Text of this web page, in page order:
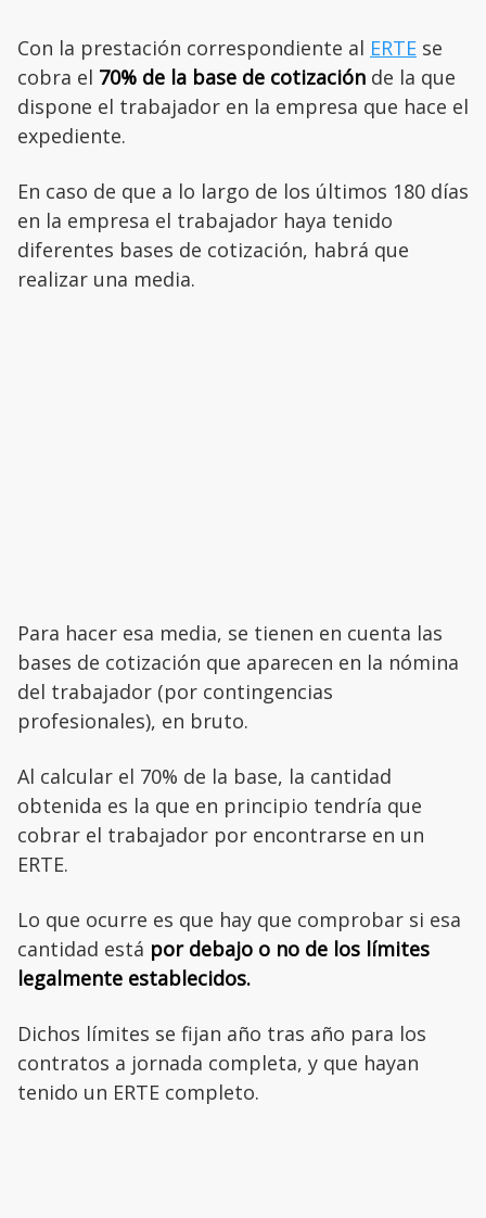
Con la prestación correspondiente al ERTE se
cobra el 70% de la base de cotización de la que
dispone el trabajador en la empresa que hace el
expediente.
En caso de que a lo largo de los últimos 180 días
en la empresa el trabajador haya tenido
diferentes bases de cotización, habrá que
realizar una media.
Para hacer esa media, se tienen en cuenta las
bases de cotización que aparecen en la nómina
del trabajador (por contingencias
profesionales), en bruto.
Al calcular el 70% de la base, la cantidad
obtenida es la que en principio tendría que
cobrar el trabajador por encontrarse en un
ERTE.
Lo que ocurre es que hay que comprobar si esa
cantidad está por debajo o no de los límites
legalmente establecidos.
Dichos límites se fijan año tras año para los
contratos a jornada completa, y que hayan
tenido un ERTE completo.